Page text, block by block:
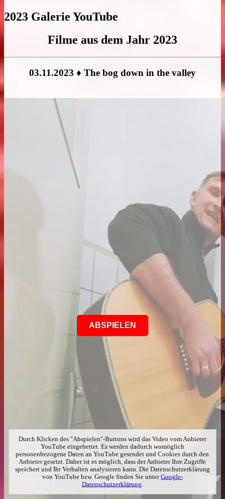
2023 Galerie YouTube
Filme aus dem Jahr 2023
03.11.2023 ♦ The bog down in the valley
ABSPIELEN
Durch Klicken des "Abspielen"-Buttons wird das Video vom Anbieter
YouTube eingebettet. Es werden dadurch womöglich
personenbezogene Daten an YouTube gesendet und Cookies durch den
Anbieter gesetzt. Daher ist es möglich, dass der Anbieter Ihre Zugriffe
speichert und Ihr Verhalten analysieren kann. Die Datenschutzerklärung
von YouTube bzw. Google finden Sie unterGoogle-
Datenschutzerklärung